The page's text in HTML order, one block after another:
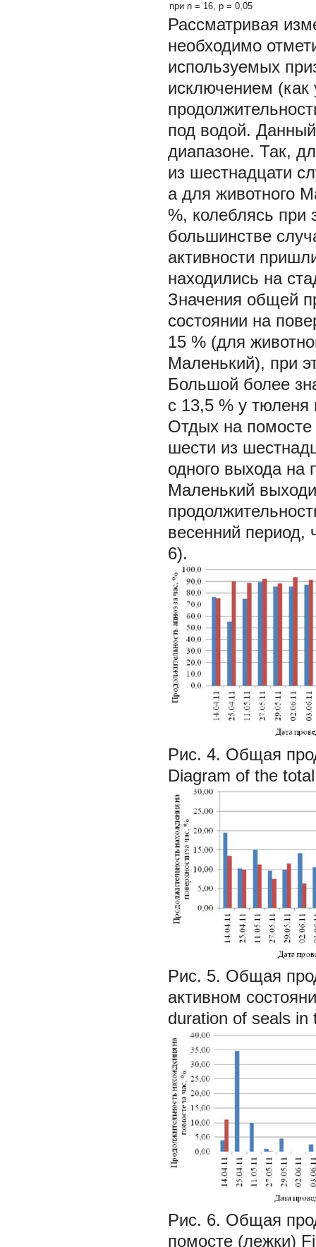
при n = 16, p = 0,05
Рассматривая
необходимо
используемых
исключением
под водой.
диапазоне. Так,
из шестнадцати
а для животного
%, колеблясь при
большинстве
активности
находились на
Значения общей
состоянии на
15 % (для
Маленький), при
Большой более
с 13,5 % у тюленя
Отдых на помосте
шести из
одного выхода на
Маленький
весенний период,
6).
Рис. 4. Общая
Diagram of the
Рис. 5. Общая
активном
duration of seals
Рис. 6. Общая
помосте (лежки)